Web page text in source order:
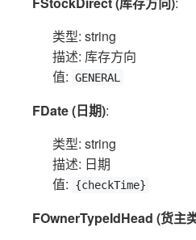
类型: string
描述: 库存方向
值: GENERAL
FDate (日期):
类型: string
描述: 日期
值:
{checkTime}
FOwnerTypeIdHead (货主